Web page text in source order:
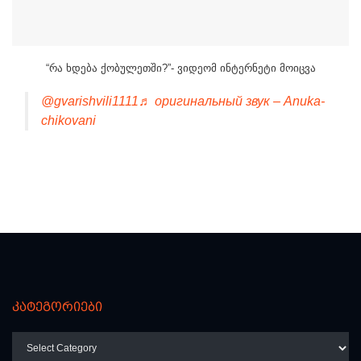
“რა ხდება ქობულეთში?”- ვიდეომ ინტერნეტი მოიცვა
@gvarishvili1111♬ оригинальный звук – Anuka-
chikovani
კატეგორიები